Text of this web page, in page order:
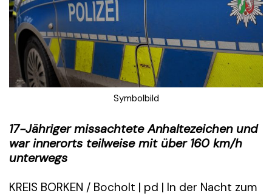
Symbolbild
17-Jähriger missachtete Anhaltezeichen und
war innerorts teilweise mit über 160 km/h
unterwegs
KREIS BORKEN / Bocholt | pd | In der Nacht zum